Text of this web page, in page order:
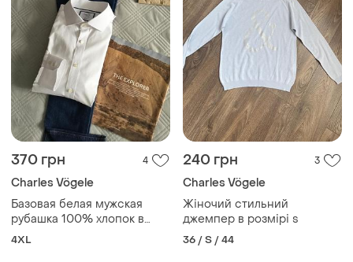
370 грн 4
Charles Vögele
Базовая белая мужская
рубашка 100% хлопок в
размере 44
4XL
240 грн 3
Charles Vögele
Жіночий стильний
джемпер в розмірі s
36 / S / 44